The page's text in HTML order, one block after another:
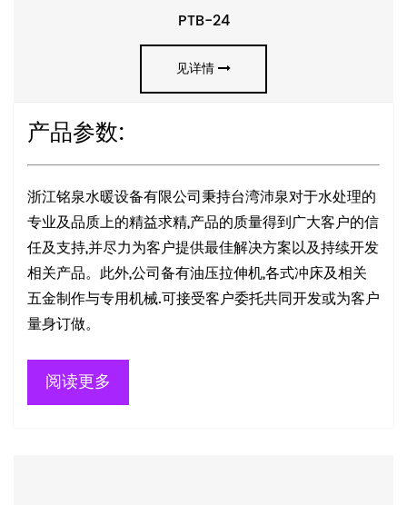
PTB-24
见详情
产品参数:
浙江铭泉水暖设备有限公司秉持台湾沛泉对于水处理的
专业及品质上的精益求精,产品的质量得到广大客户的信
任及支持,并尽力为客户提供最佳解决方案以及持续开发
相关产品。此外,公司备有油压拉伸机,各式冲床及相关
五金制作与专用机械.可接受客户委托共同开发或为客户
量身订做。
阅读更多